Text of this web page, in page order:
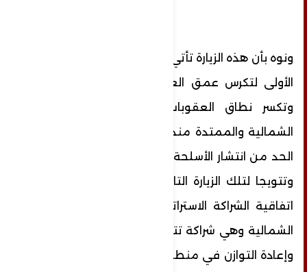
الأولى لتكرس عمق العلاقات الروسية الكورية
وتكسر نطاق العقوبات الدولية على كوريا
الشمالية والممتدة منذ انسحابها من معاهدة
وتتويجا لتلك الزيارة التاريخية تم التوقيع على
اتفاقية الشراكة الاستراتيجية بين روسيا وكوريا
الشمالية وهي شراكة تتحدى الهيمنة الأمريكية
وإعادة التوازن في منطقة شرق روسيا والمحيط